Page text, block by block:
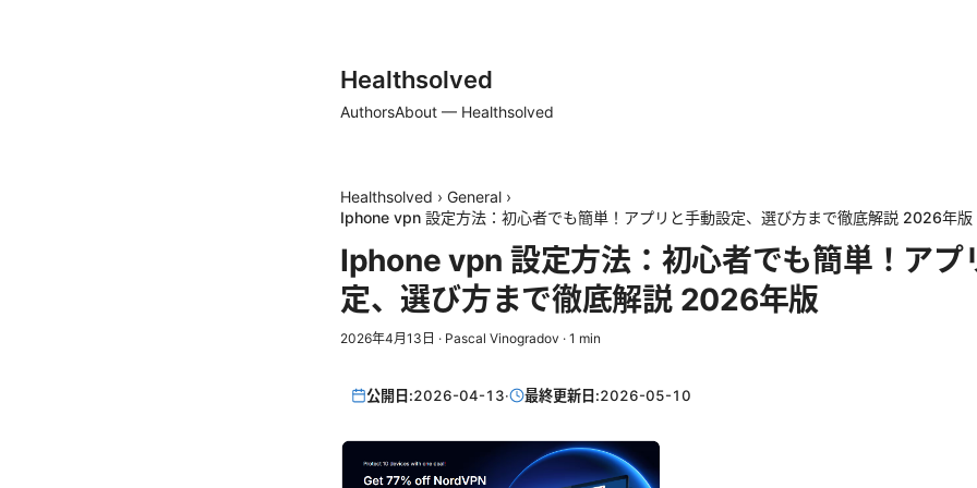
Healthsolved
AuthorsAbout — Healthsolved
Healthsolved › General ›
Iphone vpn 設定方法：初心者でも簡単！アプリと手動設定、選び方まで徹底解説 2026年版
Iphone vpn 設定方法：初心者でも簡単！アプ
定、選び方まで徹底解説 2026年版
2026年4月13日 · Pascal Vinogradov · 1 min
公開日:2026-04-13· 最終更新日:2026-05-10